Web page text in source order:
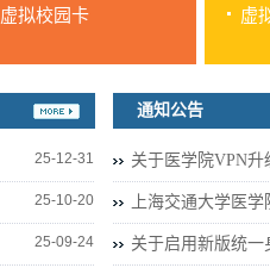
虚拟校园卡
虚
25-12-31
25-10-20
25-09-24
通知公告
关于医学院VPN升
上海交通大学医
关于启用新版统